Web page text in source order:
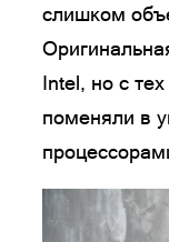
слишком
Intel, но с
поменяли в